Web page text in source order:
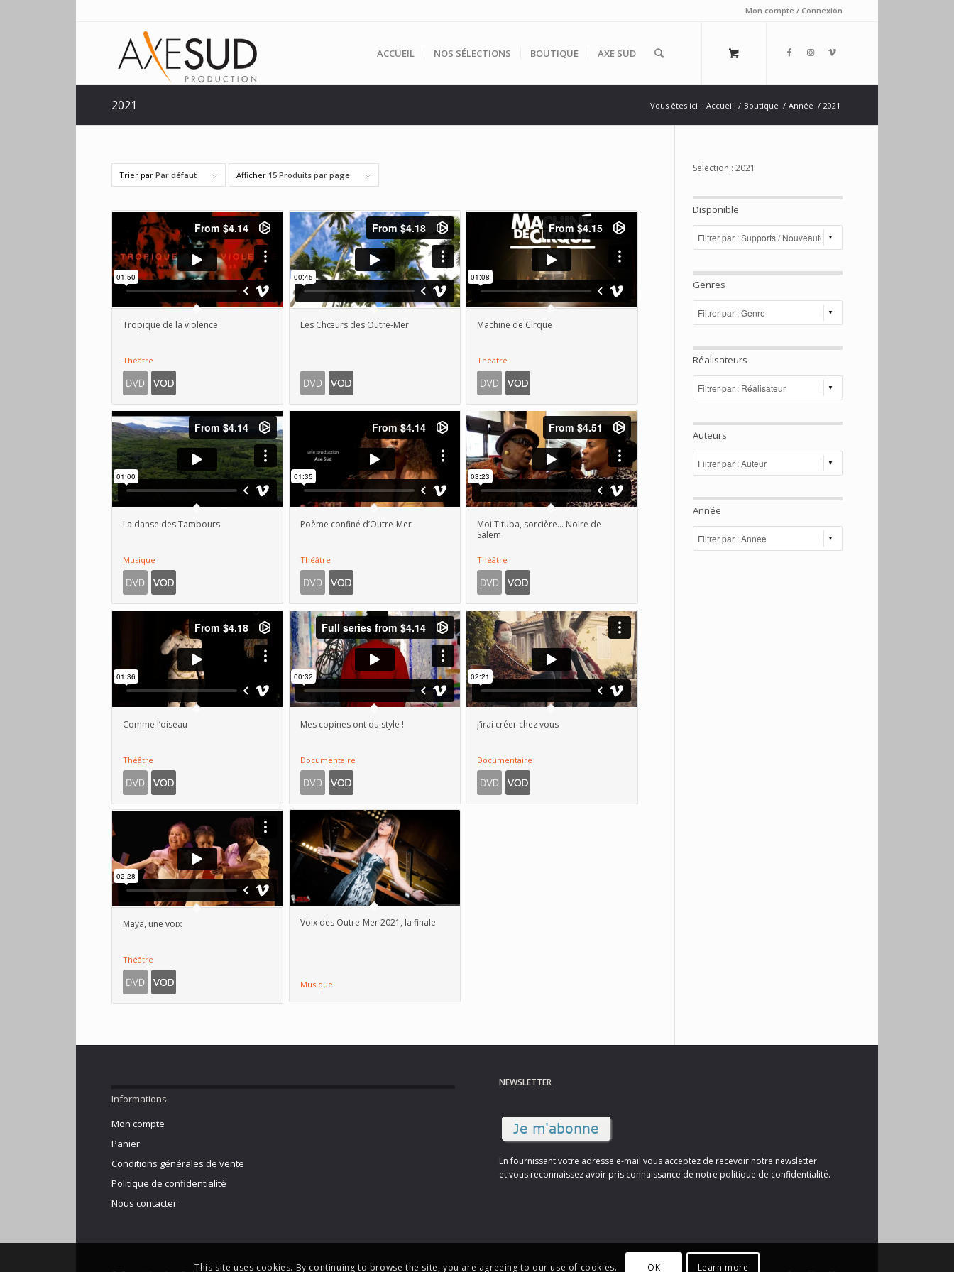
Mon compte / Connexion
ACCUEIL NOS SÉLECTIONS BOUTIQUE AXE SUD
2021 Vous êtes ici : Accueil / Boutique / Année / 2021
Trier par Par défaut Afficher 15 Produits par page
Tropique de la violence
Théâtre
Les Chœurs des Outre-Mer Machine de Cirque
Théâtre
La danse des Tambours
Musique
Poème confiné d’Outre-Mer
Théâtre
Moi Tituba, sorcière… Noire de
Salem
Théâtre
Comme l’oiseau
Théâtre
Mes copines ont du style !
Documentaire
J’irai créer chez vous
Documentaire
Maya, une voix
Théâtre
Voix des Outre-Mer 2021, la finale
Musique
Selection : 2021
Disponible
Genres
Réalisateurs
Auteurs
Année
Informations
Mon compte
Panier
Conditions générales de vente
Politique de confidentialité
Nous contacter
NEWSLETTER
En fournissant votre adresse e-mail vous acceptez de recevoir notre newsletter
et vous reconnaissez avoir pris connaissance de notre politique de confidentialité.
This site uses cookies. By continuing to browse the site, you are agreeing to our use of cookies. OK Learn more